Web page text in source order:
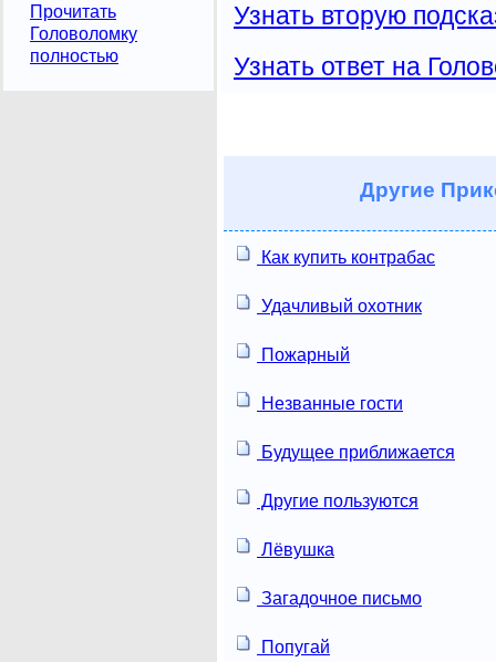
Прочитать
Головоломку
полностью
Узнать вторую
Узнать ответ на
Другие
Как купить контрабас
Удачливый охотник
Пожарный
Незванные гости
Будущее приближается
Другие пользуются
Лёвушка
Загадочное письмо
Попугай